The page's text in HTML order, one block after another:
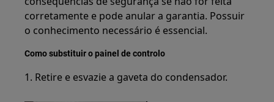
corretamente e pode anular a garantia. Possuir
o conhecimento necessário é essencial.
Como substituir o painel de controlo
1. Retire e esvazie a gaveta do condensador.